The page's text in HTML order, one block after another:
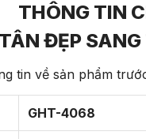
THÔNG TIN
ĐẸP
tin về sản phẩm
GHT-4068